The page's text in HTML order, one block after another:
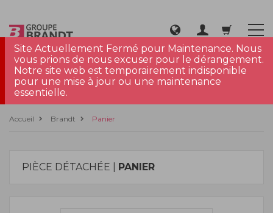
Site Actuellement Fermé pour Maintenance. Nous
vous prions de nous excuser pour le dérangement.
Notre site web est temporairement indisponible
pour une mise à jour ou une maintenance
essentielle.
Accueil Brandt Panier
PIÈCE DÉTACHÉE | PANIER